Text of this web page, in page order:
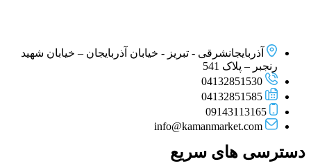
آذربایجانشرقی - تبریز - خیابان آذربایجان – خیابان شهید
رنجبر – پلاک 541
04132851530
04132851585
09143113165
info@kamanmarket.com
دسترسی های سریع